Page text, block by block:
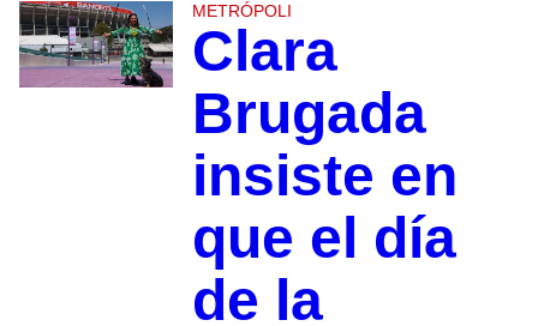
METRÓPOLI
Clara
Brugada
insiste en
que el día
de la